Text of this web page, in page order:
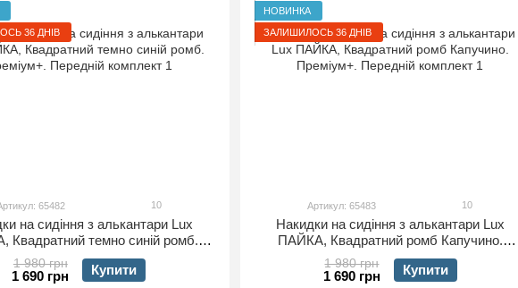
36 ДНІВ
65482 10
на сидіння з алькантари Lux
Квадратний темно синій ромб.
Передній комплект
1 980 грн
1 690 грн Купити
НОВИНКА
ЗАЛИШИЛОСЬ 36 ДНІВ
Артикул: 65483 10
Накидки на сидіння з алькантари Lux
ПАЙКА, Квадратний ромб Капучино.
Преміум+. Передній комплект
1 980 грн
1 690 грн Купити